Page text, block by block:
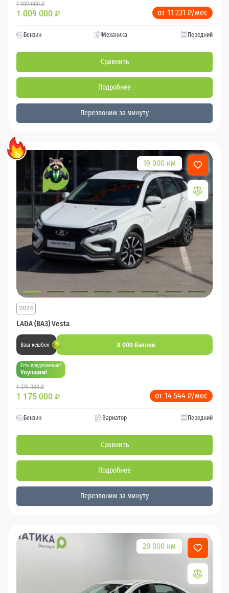
1 109 000 ₽
1 009 000 ₽ от 11 231 ₽/мес
Бензин Механика Передний
Сравнить
Подробнее
Перезвоним за минуту
19 000 км
LADA (ВАЗ) Vesta
2024
Ваш кешбек 8 000 баллов
Есть предложение?
Улучшим!
1 375 000 ₽
1 175 000 ₽ от 14 544 ₽/мес
Бензин Вариатор Передний
Сравнить
Подробнее
Перезвоним за минуту
20 000 км